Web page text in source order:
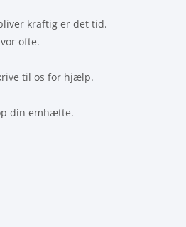
kraftig er det tid.
ofte.
til os for hjælp.
din emhætte.